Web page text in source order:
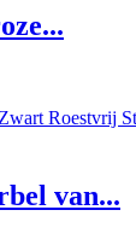
van...